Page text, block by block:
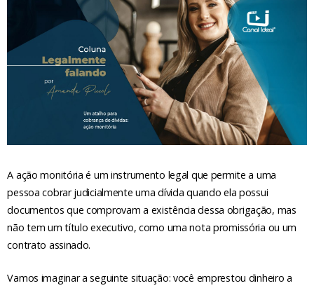
A ação monitória é um instrumento legal que permite a uma
pessoa cobrar judicialmente uma dívida quando ela possui
documentos que comprovam a existência dessa obrigação, mas
não tem um título executivo, como uma nota promissória ou um
contrato assinado.
Vamos imaginar a seguinte situação: você emprestou dinheiro a